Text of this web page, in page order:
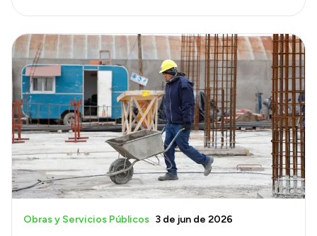
Obras y Servicios Públicos 3 de jun de 2026